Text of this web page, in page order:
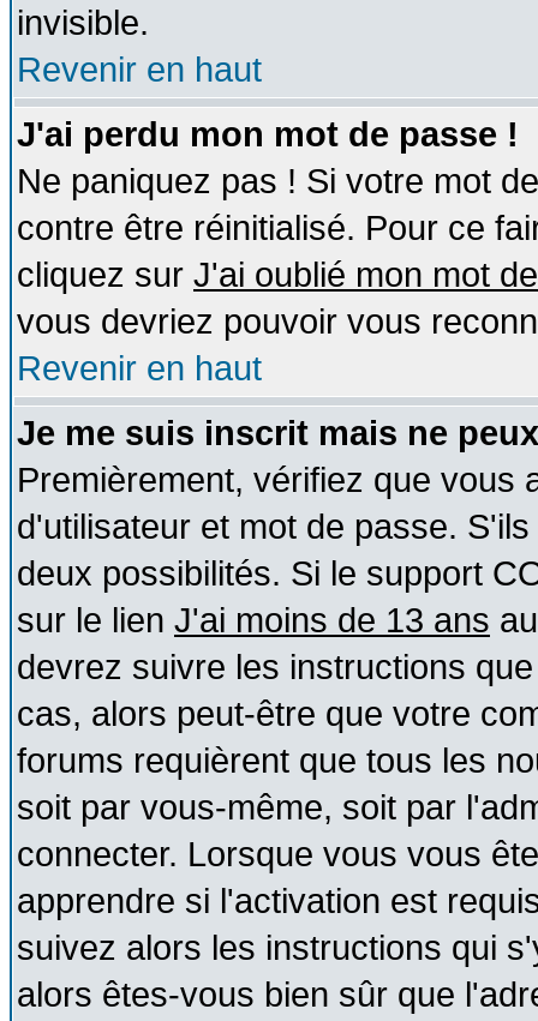
invisible.
Revenir en haut
J'ai perdu mon mot de passe !
Ne paniquez pas ! Si votre mot
contre être réinitialisé. Pour ce
cliquez sur J'ai oublié mon mot
vous devriez pouvoir vous
Revenir en haut
Je me suis inscrit mais ne
Premièrement, vérifiez que vous
d'utilisateur et mot de passe.
deux possibilités. Si le support
sur le lien J'ai moins de 13 ans
devrez suivre les instructions
cas, alors peut-être que votre
forums requièrent que tous les
soit par vous-même, soit par
connecter. Lorsque vous vous
apprendre si l'activation est
suivez alors les instructions qui
alors êtes-vous bien sûr que